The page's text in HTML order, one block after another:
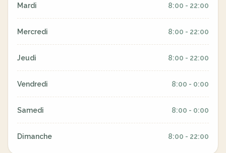
Mardi 8:00 - 22:00
Mercredi 8:00 - 22:00
Jeudi 8:00 - 22:00
Vendredi 8:00 - 0:00
Samedi 8:00 - 0:00
Dimanche 8:00 - 22:00